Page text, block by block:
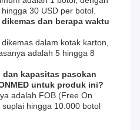
30 USD per botol.
dan berapa waktu
dalam kotak karton,
adalah 5 hingga 8
dan kapasitas pasokan
untuk produk ini?
adalah FOB (Free On
hingga 10.000 botol